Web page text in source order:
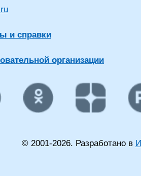
и справки
организации
© 2001-2026. Разработано в